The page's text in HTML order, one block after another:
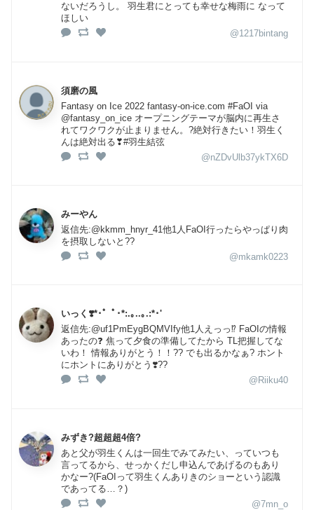
ないだろうし。 羽生君にとっても幸せな梅雨に なって
ほしい
@1217bintang
須磨の風
Fantasy on Ice 2022 fantasy-on-ice.com #FaOI via
@fantasy_on_ice オープニングテーマが脳内に再生さ
れてワクワクが止まりません。?絶対行きたい！羽生く
んは絶対出る❣#羽生結弦
@nZDvUlb37ykTX6D
みーやん
返信先:@kkmm_hnyr_41他1人FaOI行ったらやっぱり肉
を摂取しないと??
@mkamk0223
いっく❣️*･゜ﾟ･*:.｡..｡.:*･'
返信先:@uf1PmEygBQMVIfy他1人えっっ⁉️ FaOIの情報
あったの❓ 焦って夕食の準備してたから TL把握してな
いわ！ 情報ありがとう！！?? でも出るかなぁ? ホント
にホントにありがとう❣️??
@Riiku40
みずき?超超超4倍?
あと父が羽生くんは一回生でみてみたい、っていつも
言ってるから、せっかくだし申込んであげるのもあり
かなー?(FaOIって羽生くんありきのショーという認識
であってる…？)
@7mn_o